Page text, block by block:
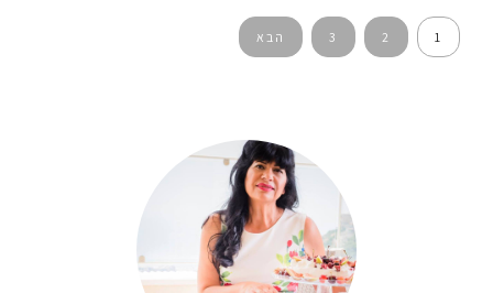
ניווט
1
2
3 הבא